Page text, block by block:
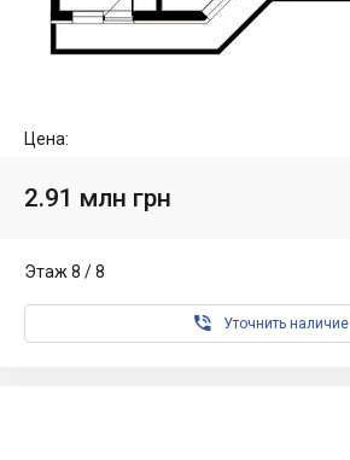
Цена:
2.91 млн грн
Этаж 8 / 8
 Уточнить наличие